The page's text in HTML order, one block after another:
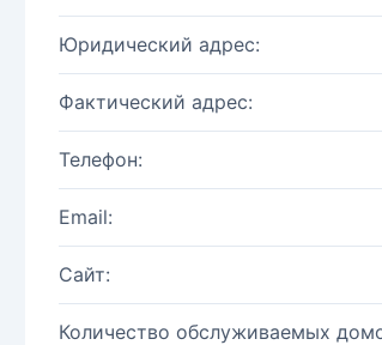
Юридический адрес:
Фактический адрес:
Телефон:
Email:
Сайт:
Количество обслуживаемых